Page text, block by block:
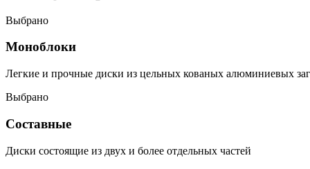
Выбрано
Моноблоки
Легкие и прочные диски из цельных кованых алюминиевых
Выбрано
Составные
Диски состоящие из двух и более отдельных частей